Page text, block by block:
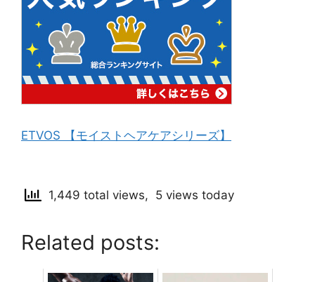
ETVOS 【モイストヘアケアシリーズ】
1,449 total views, 5 views today
Related posts: